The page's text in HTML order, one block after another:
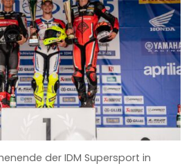
der IDM Supersport in